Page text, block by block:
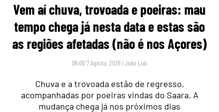
Vem aí chuva, trovoada e poeiras: mau
tempo chega já nesta data e estas são
as regiões afetadas (não é nos Açores)
06:00 7 Agosto, 2026 |João Luís
Chuva e a trovoada estão de regresso,
acompanhadas por poeiras vindas do Saara. A
mudança chega já nos próximos dias